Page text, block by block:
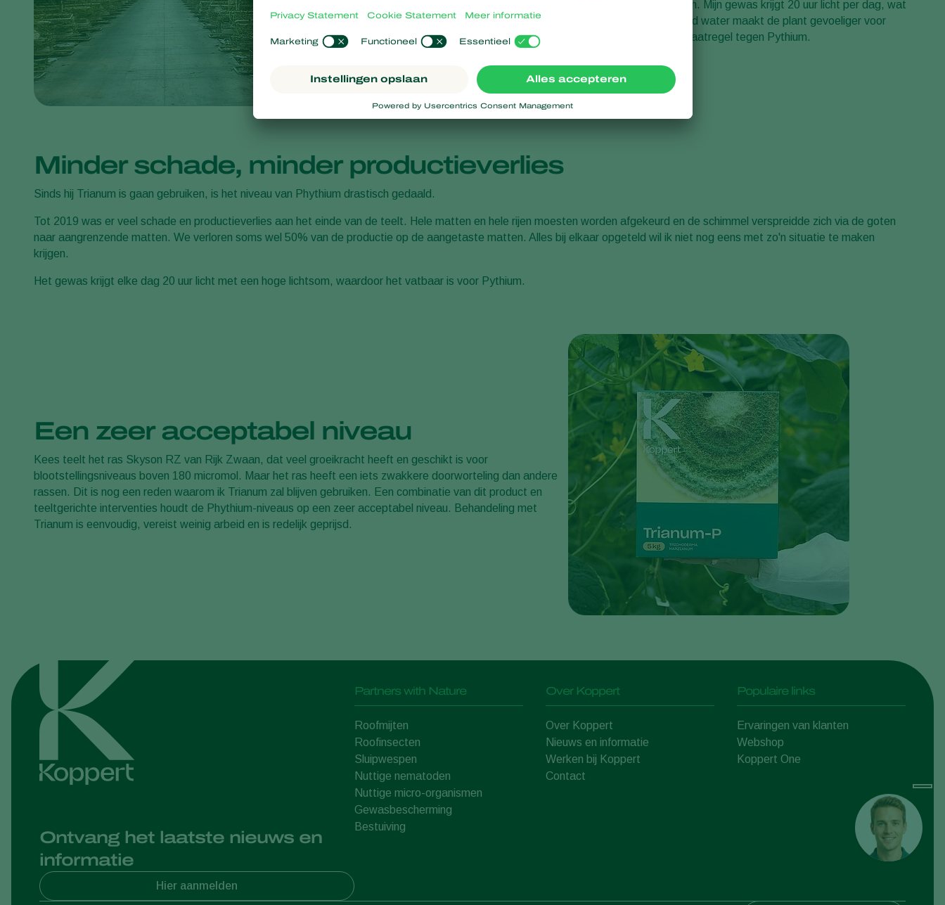
Hij besloot dit te doen omdat zijn gewas gevoelig is voor Pythium. Mijn gewas krijgt 20 uur licht per dag, wat
betekent dat het veel water nodig heeft. Die grotere hoeveelheid water maakt de plant gevoeliger voor
Pythium. Daarom moest ik Trianum gebruiken als preventieve maatregel tegen Pythium.
Minder schade, minder productieverlies
Sinds hij Trianum is gaan gebruiken, is het niveau van Phythium drastisch gedaald.
Tot 2019 was er veel schade en productieverlies aan het einde van de teelt. Hele matten en hele rijen moesten worden afgekeurd en de schimmel verspreidde zich via de goten
naar aangrenzende matten. We verloren soms wel 50% van de productie op de aangetaste matten. Alles bij elkaar opgeteld wil ik niet nog eens met zo'n situatie te maken
krijgen.
Het gewas krijgt elke dag 20 uur licht met een hoge lichtsom, waardoor het vatbaar is voor Pythium.
Een zeer acceptabel niveau
Kees teelt het ras Skyson RZ van Rijk Zwaan, dat veel groeikracht heeft en geschikt is voor
blootstellingsniveaus boven 180 micromol. Maar het ras heeft een iets zwakkere doorworteling dan andere
rassen. Dit is nog een reden waarom ik Trianum zal blijven gebruiken. Een combinatie van dit product en
teeltgerichte interventies houdt de Phythium-niveaus op een zeer acceptabel niveau. Behandeling met
Trianum is eenvoudig, vereist weinig arbeid en is redelijk geprijsd.
Ontvang het laatste nieuws en
informatie
Hier aanmelden
Partners with Nature
Roofmijten
Roofinsecten
Sluipwespen
Nuttige nematoden
Nuttige micro-organismen
Gewasbescherming
Bestuiving
Over Koppert
Over Koppert
Nieuws en informatie
Werken bij Koppert
Contact
Populaire links
Ervaringen van klanten
Webshop
Koppert One